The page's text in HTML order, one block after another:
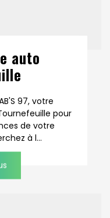
auto
97, votre
pour
de votre
à l...